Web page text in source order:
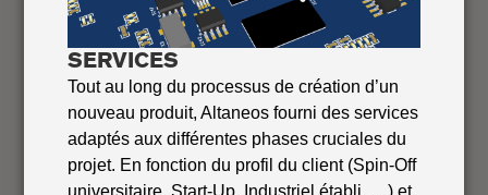
SERVICES
Tout au long du processus de création d’un
nouveau produit, Altaneos fourni des services
adaptés aux différentes phases cruciales du
projet. En fonction du profil du client (Spin-Off
universitaire, Start-Up, Industriel établi, …) et